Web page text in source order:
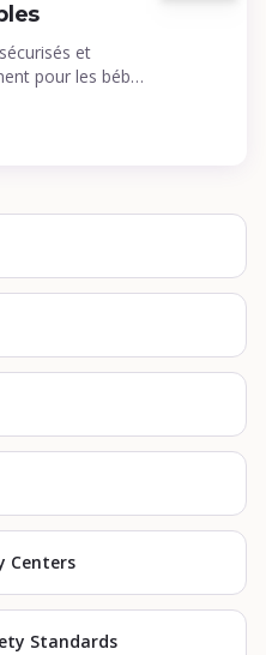
et
pour les bébés
Centers
Standards